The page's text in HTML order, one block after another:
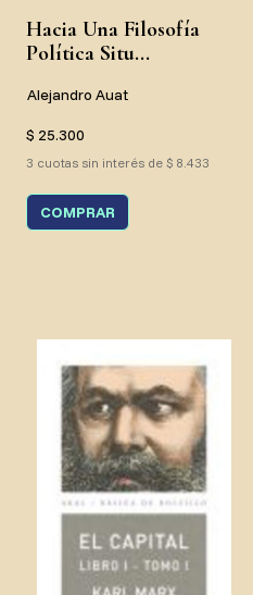
Hacia Una Filosofía
Política Situ...
Alejandro Auat
$ 25.300
3 cuotas sin interés de $ 8.433
COMPRAR